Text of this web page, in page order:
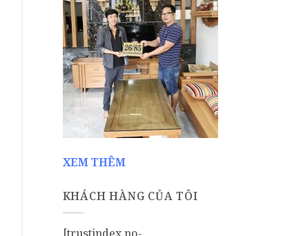
XEM THÊM
KHÁCH HÀNG CỦA TÔI